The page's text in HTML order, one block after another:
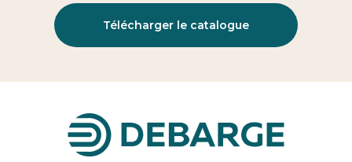
Télécharger le catalogue